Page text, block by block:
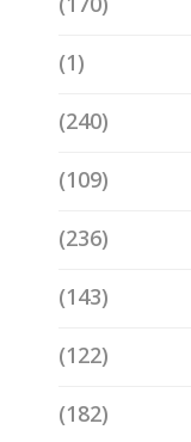
(1)
(240)
(109)
(236)
(143)
(122)
(182)